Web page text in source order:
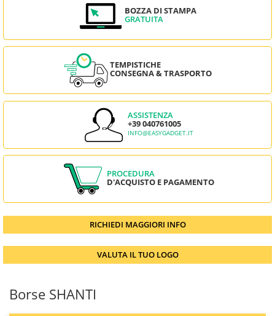
BOZZA DI STAMPA
GRATUITA
TEMPISTICHE
CONSEGNA & TRASPORTO
ASSISTENZA
+39 040761005
INFO@EASYGADGET.IT
PROCEDURA
D'ACQUISTO E PAGAMENTO
RICHIEDI MAGGIORI INFO
VALUTA IL TUO LOGO
Borse SHANTI